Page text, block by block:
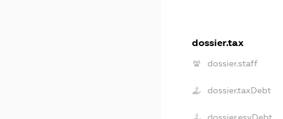
dossier.tax
dossier.staff
dossier.taxDebt
dossier.esvDebt